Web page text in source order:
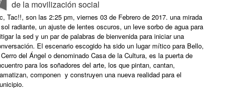
embargo el Estado colombiano se niega garantizar sus derechos y
el cumplimiento de principios básicos internacionales para los
forzosos y el desplazamiento por el desarrollo, la especial
que la Corte Constitucional ha manifestado en estos casos
la población víctima pues entre otros aspectos, no se brinda
opción mucho menos reubicación, mejores condiciones de
asistencia letrada, entre otros. El Movimiento Ríos Vivos
alerta sobre los próximos desalojos que se prevén para dar
a la obra, pues la planeación y permisos otorgados para la
de la movilización social
Tac!!, son las 2:25 pm, viernes 03 de Febrero de 2017. una mirada
radiante, un ajuste de lentes oscuros, un leve sorbo de agua para
la sed y un par de palabras de bienvenida para iniciar una
El escenario escogido ha sido un lugar mítico para Bello,
del Ángel o denominado Casa de la Cultura, es la puerta de
para los soñadores del arte, los que pintan, cantan,
componen y construyen una nueva realidad para el